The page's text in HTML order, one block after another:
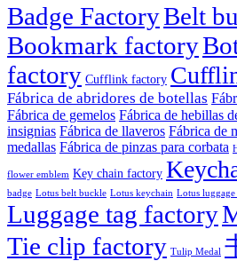
Badge FactoryBelt
Bookmark factory
factory Cufflink factory
Fábrica de abridores de botellas
Fábrica de gemelos Fábrica de hebillas
insignias Fábrica de llaveros Fábrica de
medallas Fábrica de pinzas para corbata
flower emblem Key chain factory
badge Lotus belt buckle Lotus keychain Lotus luggage
Luggage tag factory
Tie clip factory Tulip Medal